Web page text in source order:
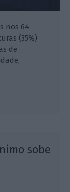
nos 64
(35%)
de
sobe